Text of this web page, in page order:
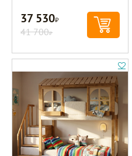
37 530Р
41 700Р